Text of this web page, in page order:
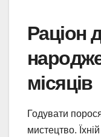
Раціон
місяців
Годувати
мистецтво.